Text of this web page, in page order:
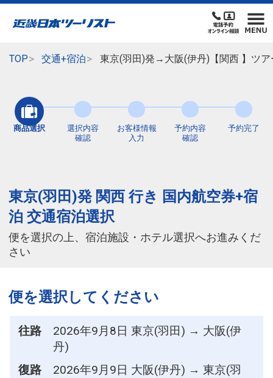
TOP 交通+宿泊 東京(羽田)発→大阪(伊丹)【関西 】ツ
商品選択
選択内容
確認
お客様情報
入力
予約内容
確認
予約完了
東京(羽田)発 関西 行き 国内航空券+宿
泊 交通宿泊選択
便を選択の上、宿泊施設・ホテル選択へお進みくだ
さい
便を選択してください
往路
2026年9月8日 東京(羽田) → 大阪(伊
丹)
復路
2026年9月9日 大阪(伊丹) → 東京(羽